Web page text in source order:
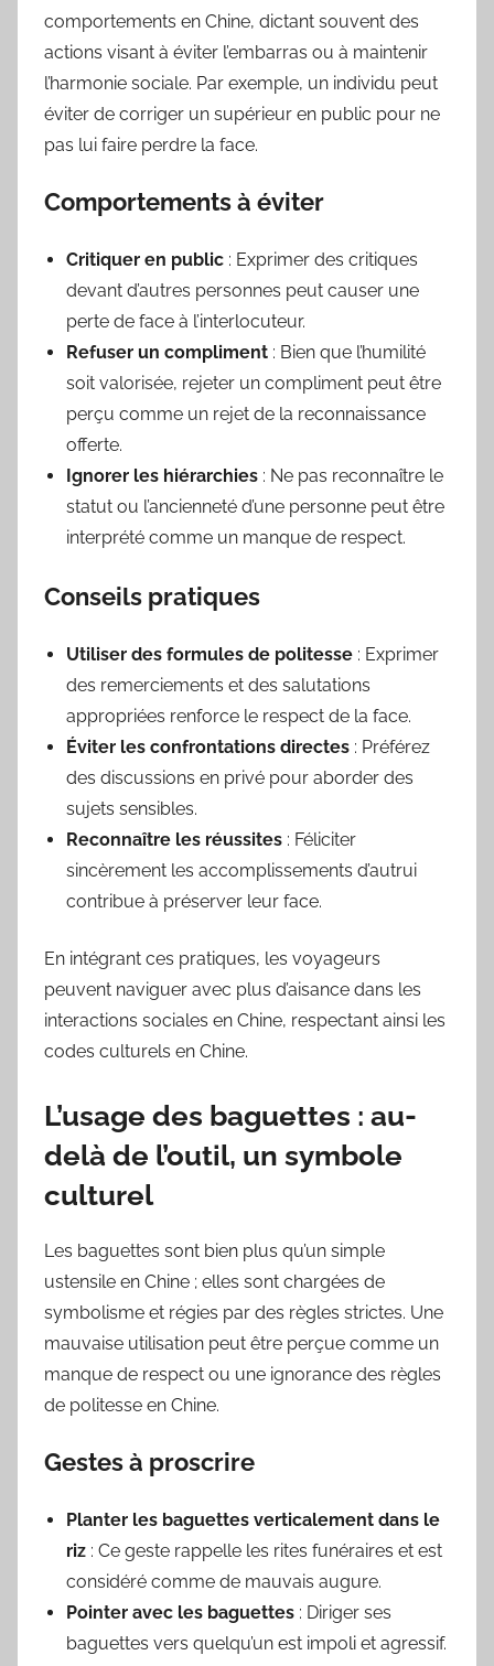
comportements en Chine, dictant souvent des
actions visant à éviter l’embarras ou à maintenir
l’harmonie sociale. Par exemple, un individu peut
éviter de corriger un supérieur en public pour ne
pas lui faire perdre la face.
Comportements à éviter
Critiquer en public : Exprimer des critiques
devant d’autres personnes peut causer une
perte de face à l’interlocuteur.
Refuser un compliment : Bien que l’humilité
soit valorisée, rejeter un compliment peut être
perçu comme un rejet de la reconnaissance
offerte.
Ignorer les hiérarchies : Ne pas reconnaître le
statut ou l’ancienneté d’une personne peut être
interprété comme un manque de respect.
Conseils pratiques
Utiliser des formules de politesse : Exprimer
des remerciements et des salutations
appropriées renforce le respect de la face.
Éviter les confrontations directes : Préférez
des discussions en privé pour aborder des
sujets sensibles.
Reconnaître les réussites : Féliciter
sincèrement les accomplissements d’autrui
contribue à préserver leur face.
En intégrant ces pratiques, les voyageurs
peuvent naviguer avec plus d’aisance dans les
interactions sociales en Chine, respectant ainsi les
codes culturels en Chine.
L’usage des baguettes : au-
delà de l’outil, un symbole
culturel
Les baguettes sont bien plus qu’un simple
ustensile en Chine ; elles sont chargées de
symbolisme et régies par des règles strictes. Une
mauvaise utilisation peut être perçue comme un
manque de respect ou une ignorance des règles
de politesse en Chine.
Gestes à proscrire
Planter les baguettes verticalement dans le
riz : Ce geste rappelle les rites funéraires et est
considéré comme de mauvais augure.
Pointer avec les baguettes : Diriger ses
baguettes vers quelqu’un est impoli et agressif.